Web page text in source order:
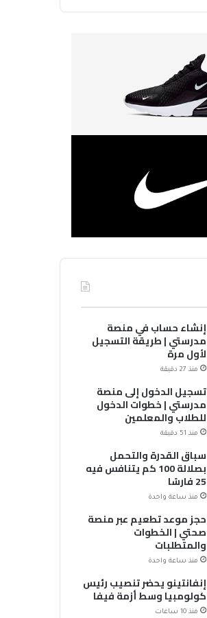
إنشاء حساب في منصة
مدرستي | طريقة التسجيل
لأول مرة
منذ 27 دقيقة
تسجيل الدخول إلى منصة
مدرستي | خطوات الدخول
للطلاب والمعلمين
منذ 51 دقيقة
سباق القدرة والتحمل
بصلالة 100 كم يتنافس فيه
25 فارسًا
منذ ساعة واحدة
حجز موعد تطعيم عبر منصة
صحتي | الخطوات
والمتطلبات
منذ ساعة واحدة
إنفانتينو يحضر تنصيب رئيس
كولومبيا وسط أزمة فيفا
منذ 10 ساعات